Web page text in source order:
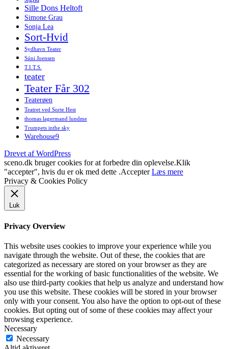
Sille Dons Heltoft
Simone Grau
Sonja Lea
Sort-Hvid
Sydhavn Teater
Súni Joensen
T.I.T.S.
teater
Teater Får 302
Teaterøen
Teatret ved Sorte Hest
thomas lagermand lundme
Trumpets inthe sky
Warehouse9
Drevet af WordPress
sceno.dk bruger cookies for at forbedre din oplevelse.Klik
"accepter", hvis du er ok med dette .Accepter Læs mere
Privacy & Cookies Policy
Luk
Privacy Overview
This website uses cookies to improve your experience while you
navigate through the website. Out of these, the cookies that are
categorized as necessary are stored on your browser as they are
essential for the working of basic functionalities of the website. We
also use third-party cookies that help us analyze and understand how
you use this website. These cookies will be stored in your browser
only with your consent. You also have the option to opt-out of these
cookies. But opting out of some of these cookies may affect your
browsing experience.
Necessary
Necessary